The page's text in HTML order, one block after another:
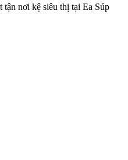
tận nơi kệ siêu thị tại Ea Súp